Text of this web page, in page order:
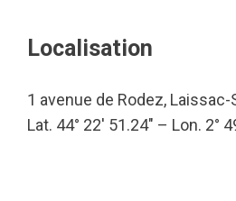
Localisation
1 avenue de Rodez, Laissac-
Lat. 44° 22′ 51.24″ – Lon. 2°